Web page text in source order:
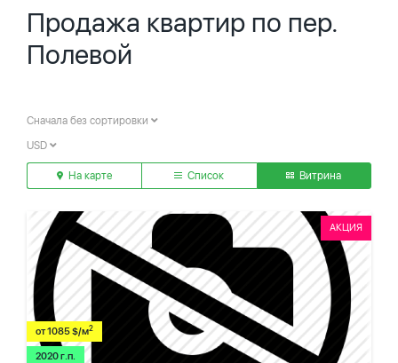
Продажа квартир по пер.
Полевой
Сначала без сортировки
USD
На карте Список Витрина
АКЦИЯ
от 1085 $/м2
2020 г.п.